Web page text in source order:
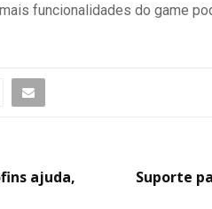
funcionalidades do game
ajuda,
Suporte